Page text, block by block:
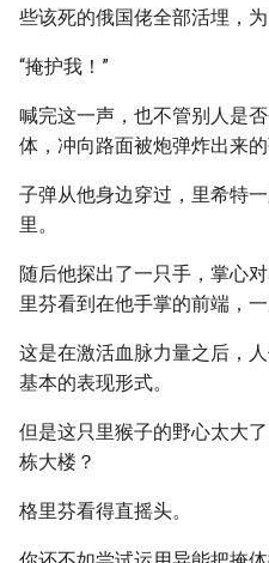
些该死的俄国佬全部活埋，为
“掩护我！”
喊完这一声，也不管别人是
体，冲向路面被炮弹炸出来的
子弹从他身边穿过，里希特
里。
随后他探出了一只手，掌心
里芬看到在他手掌的前端，
这是在激活血脉力量之后，
基本的表现形式。
但是这只里猴子的野心太大
栋大楼？
格里芬看得直摇头。